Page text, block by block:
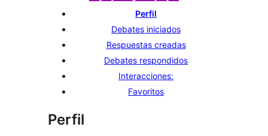
Perfil
Debates iniciados
Respuestas creadas
Debates respondidos
Interacciones:
Favoritos
Perfil